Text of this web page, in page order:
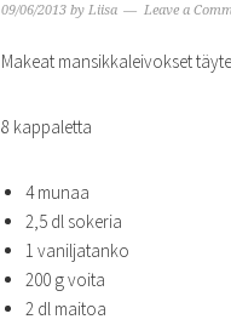
09/06/2013 by Liisa Leave a
Makeat mansikkaleivokset
8 kappaletta
4 munaa
2,5 dl sokeria
1 vaniljatanko
200 g voita
2 dl maitoa